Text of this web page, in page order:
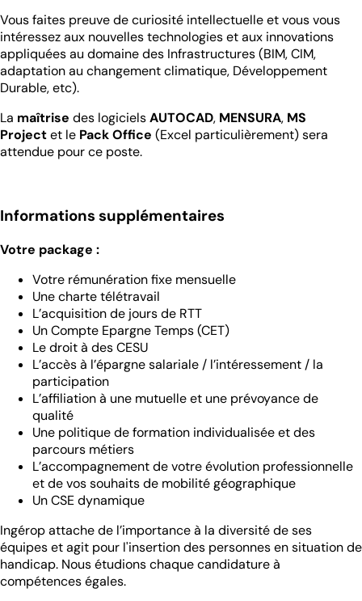
Vous faites preuve de curiosité intellectuelle et vous vous
intéressez aux nouvelles technologies et aux innovations
appliquées au domaine des Infrastructures (BIM, CIM,
adaptation au changement climatique, Développement
Durable, etc).
La maîtrise des logicielsAUTOCAD, MENSURA, MS
Projectet le Pack Office (Excel particulièrement) sera
attendue pour ce poste.
Informations supplémentaires
Votre package :
Votre rémunération fixe mensuelle
Une charte télétravail
L’acquisition de jours de RTT
Un Compte Epargne Temps (CET)
Le droit à des CESU
L’accès à l’épargne salariale / l’intéressement / la
participation
L’affiliation à une mutuelle et une prévoyance de
qualité
Une politique de formation individualisée et des
parcours métiers
L’accompagnement de votre évolution professionnelle
et de vos souhaits de mobilité géographique
Un CSE dynamique
Ingérop attache de l’importance à la diversité de ses
équipes et agit pour l'insertion des personnes en situation de
handicap. Nous étudions chaque candidature à
compétences égales.